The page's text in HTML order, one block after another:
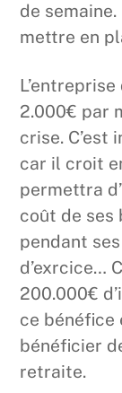
de
mettre en
2.000€ par
crise. C’est
car il croit
permettra
coût de ses
pendant
d’exrcice…
200.000€
ce bénéfice
bénéficier
retraite.